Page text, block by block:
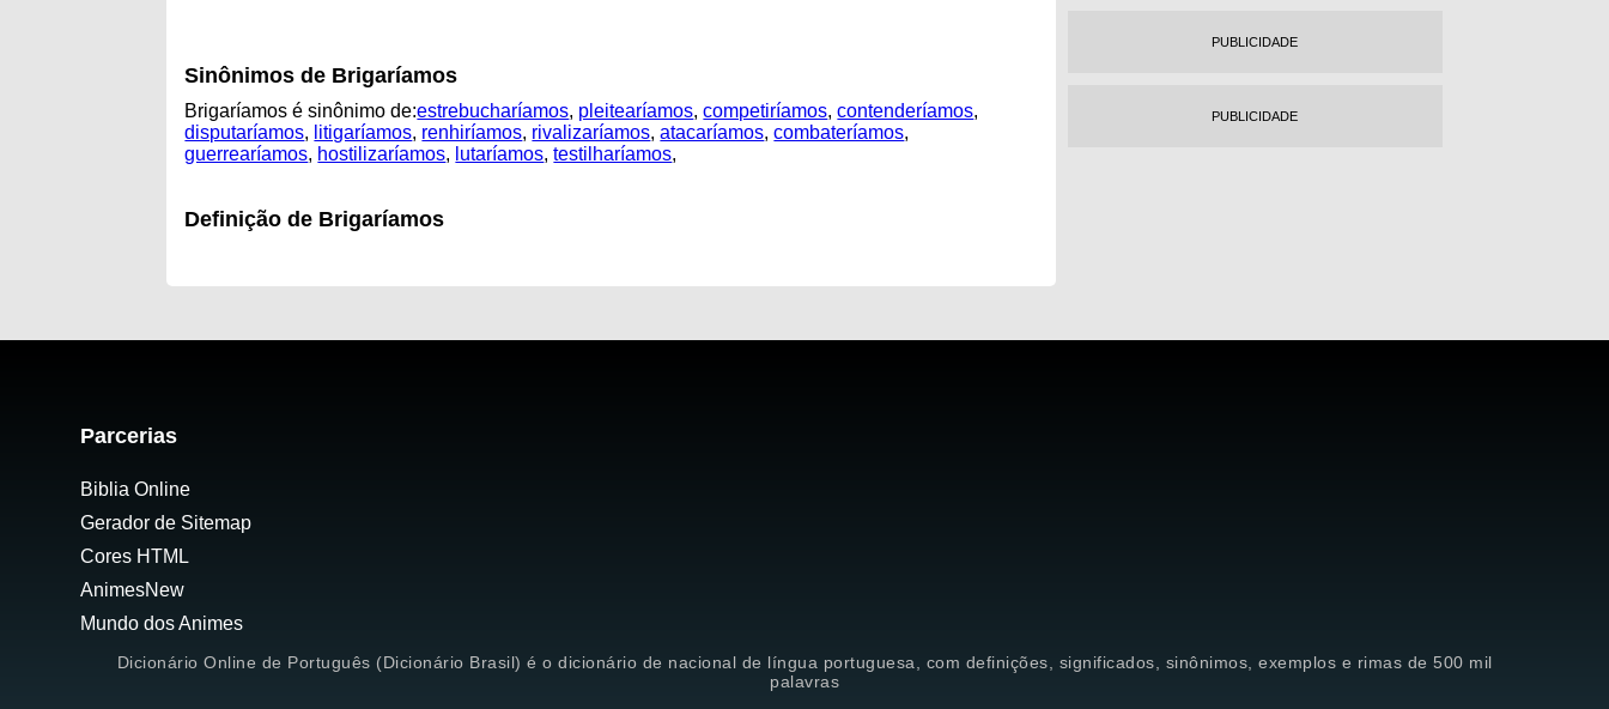
Sinônimos de Brigaríamos
Brigaríamos é sinônimo de:estrebucharíamos, pleitearíamos,competiríamos,contenderíamos,
disputaríamos, litigaríamos, renhiríamos, rivalizaríamos,atacaríamos,combateríamos,
guerrearíamos, hostilizaríamos, lutaríamos,testilharíamos,
Definição de Brigaríamos
PUBLICIDADE
PUBLICIDADE
Parcerias
Biblia Online
Gerador de Sitemap
Cores HTML
AnimesNew
Mundo dos Animes
Dicionário Online de Português (Dicionário Brasil) é o dicionário de nacional de língua portuguesa, com definições, significados, sinônimos, exemplos e rimas de 500 mil
palavras